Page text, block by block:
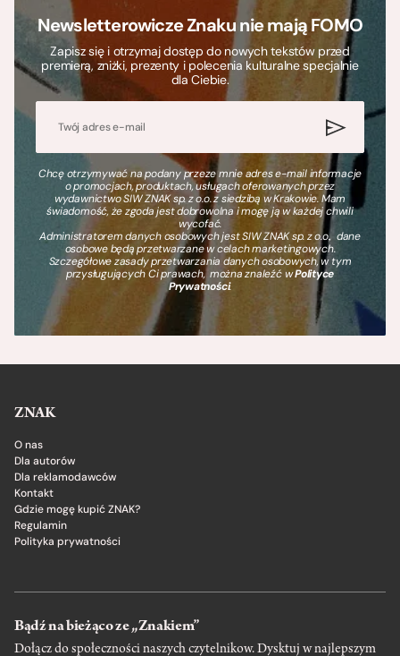
Newsletterowicze Znaku nie mają FOMO
Zapisz się i otrzymaj dostęp do nowych tekstów przed
premierą, zniżki, prezenty i polecenia kulturalne specjalnie
dla Ciebie.
Chcę otrzymywać na podany przeze mnie adres e-mail informacje
o promocjach, produktach, usługach oferowanych przez
wydawnictwo SIW ZNAK sp. z o.o. z siedzibą w Krakowie. Mam
świadomość, że zgoda jest dobrowolna i mogę ją w każdej chwili
wycofać.
Administratorem danych osobowych jest SIW ZNAK sp. z o.o., dane
osobowe będą przetwarzane w celach marketingowych.
Szczegółowe zasady przetwarzania danych osobowych, w tym
przysługujących Ci prawach, można znaleźć wPolityce
Prywatności.
ZNAK
O nas
Dla autorów
Dla reklamodawców
Kontakt
Gdzie mogę kupić ZNAK?
Regulamin
Polityka prywatności
Bądź na bieżąco ze „Znakiem”
Dołącz do społeczności naszych czytelnikow. Dysktuj w najlepszym